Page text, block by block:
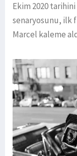
Ekim 2020
senaryosunu, ilk
Marcel kaleme